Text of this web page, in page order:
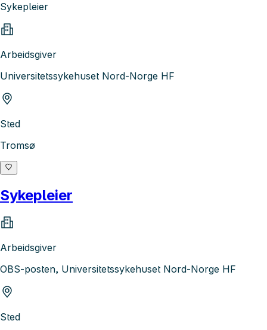
Sykepleier
Arbeidsgiver
Universitetssykehuset Nord-Norge HF
Sted
Tromsø
Sykepleier
Arbeidsgiver
OBS-posten, Universitetssykehuset Nord-Norge HF
Sted